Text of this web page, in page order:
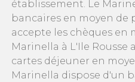
établissement. Le
bancaires en moyen de
accepte les chèques en
Marinella à L'Ile Rousse
cartes déjeuner en
Marinella dispose d'un